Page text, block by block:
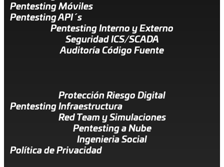
Pentesting Móviles
Pentesting API´s
Pentesting Interno y Externo
Seguridad ICS/SCADA
Auditoría Código Fuente
Protección Riesgo Digital
Pentesting Infraestructura
Red Team y Simulaciones
Pentesting a Nube
Ingenieria Social
Política de Privacidad